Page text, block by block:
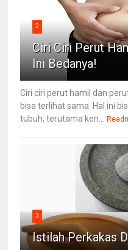
2
Ciri Ciri Perut
Ini Bedanya!
Ciri ciri perut hamil dan
bisa terlihat sama. Hal ini
tubuh, terutama ken...
3
Istilah Perkakas